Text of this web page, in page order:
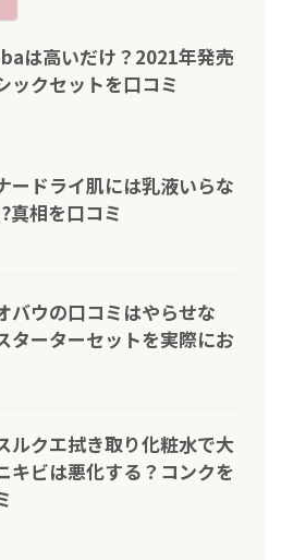
は高いだけ？2021年発売
ックセットを口コミ
ードライ肌には乳液いらな
真相を口コミ
バウの口コミはやらせな
ターターセットを実際にお
ルクエ拭き取り化粧水で大
キビは悪化する？コンクを